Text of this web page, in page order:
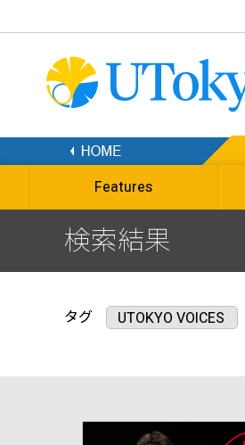
Features
検索結果
タグ UTOKYO VOICES